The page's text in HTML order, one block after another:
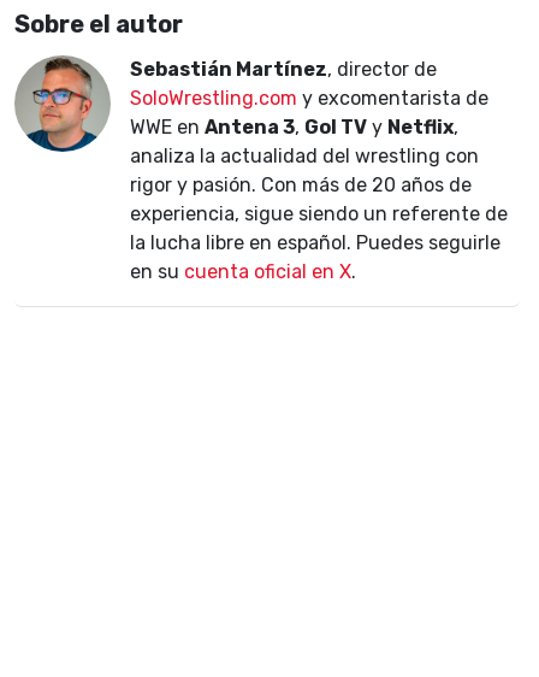
Sobre el autor
Sebastián Martínez, director de
SoloWrestling.com y excomentarista de
WWE en Antena 3, Gol TV y Netflix,
analiza la actualidad del wrestling con
rigor y pasión. Con más de 20 años de
experiencia, sigue siendo un referente de
la lucha libre en español. Puedes seguirle
en su cuenta oficial en X.